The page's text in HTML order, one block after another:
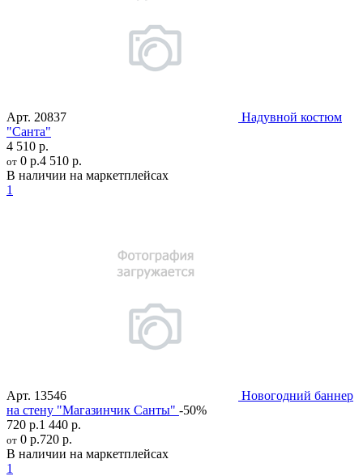
Арт. 20837
Надувной костюм
"Санта"
4 510 р.
от 0 р.4 510 р.
В наличии на маркетплейсах
1
Арт. 13546
Новогодний баннер
на стену "Магазинчик Санты" -50%
720 р.1 440 р.
от 0 р.720 р.
В наличии на маркетплейсах
1